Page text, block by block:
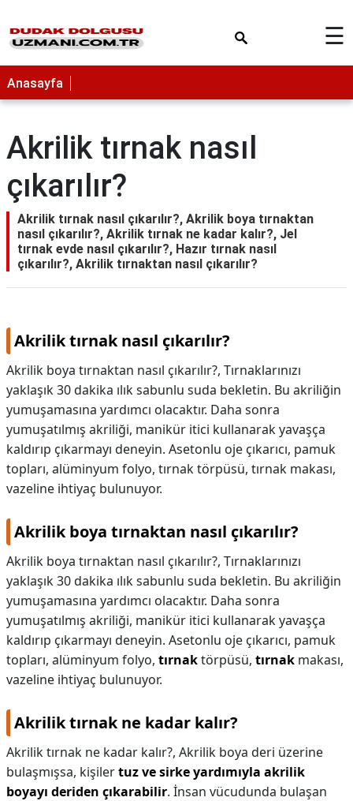
☰
Anasayfa
Akrilik tırnak nasıl
çıkarılır?
Akrilik tırnak nasıl çıkarılır?, Akrilik boya tırnaktan
nasıl çıkarılır?, Akrilik tırnak ne kadar kalır?, Jel
tırnak evde nasıl çıkarılır?, Hazır tırnak nasıl
çıkarılır?, Akrilik tırnaktan nasıl çıkarılır?
Akrilik tırnak nasıl çıkarılır?
Akrilik boya tırnaktan nasıl çıkarılır?, Tırnaklarınızı
yaklaşık 30 dakika ılık sabunlu suda bekletin. Bu akriliğin
yumuşamasına yardımcı olacaktır. Daha sonra
yumuşatılmış akriliği, manikür itici kullanarak yavaşça
kaldırıp çıkarmayı deneyin. Asetonlu oje çıkarıcı, pamuk
topları, alüminyum folyo, tırnak törpüsü, tırnak makası,
vazeline ihtiyaç bulunuyor.
Akrilik boya tırnaktan nasıl çıkarılır?
Akrilik boya tırnaktan nasıl çıkarılır?, Tırnaklarınızı
yaklaşık 30 dakika ılık sabunlu suda bekletin. Bu akriliğin
yumuşamasına yardımcı olacaktır. Daha sonra
yumuşatılmış akriliği, manikür itici kullanarak yavaşça
kaldırıp çıkarmayı deneyin. Asetonlu oje çıkarıcı, pamuk
topları, alüminyum folyo, tırnaktörpüsü, tırnak makası,
vazeline ihtiyaç bulunuyor.
Akrilik tırnak ne kadar kalır?
Akrilik tırnak ne kadar kalır?, Akrilik boya deri üzerine
bulaşmışsa, kişilertuz ve sirke yardımıyla akrilik
boyayı deriden çıkarabilir. İnsan vücudunda bulaşan